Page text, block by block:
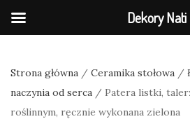
Strona główna / Ceramika stołowa /
naczynia od serca / Patera listki,
roślinnym, ręcznie wykonana zielona
Dekory Nati